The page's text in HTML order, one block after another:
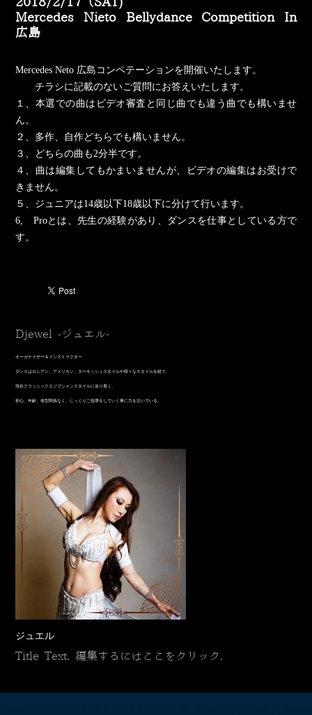
Mercedes Nieto Bellydance Competition In
広島
Mercedes Neto 広島コンペテーションを開催いたします。
チラシに記載のないご質問にお答えいたします。
１、本選での曲はビデオ審査と同じ曲でも違う曲でも構いませ
ん。
２、多作、自作どちらでも構いません。
３、どちらの曲も2分半です。
４、曲は編集してもかまいませんが、ビデオの編集はお受けで
きません。
５、ジュニアは14歳以下18歳以下に分けて行います。
6, Proとは、先生の経験があり、ダンスを仕事としている方で
す。
Djewel -ジュエル-
オーガナイザー＆インストラクター
​ダンスはロシアン、アメリカン、ターキッシュスタイルや様々なスタイルを経て
現在クラッシックエジプシャンスタイルに辿り着く。
初心、年齢、体型関係なく、じっくりご指導をしていく事に力を注いでいる。
ジュエル
Title Text. 編集するにはここをクリック.